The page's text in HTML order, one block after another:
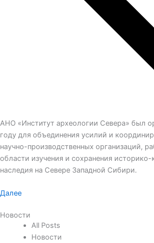
АНО «Институт археологии Севера» был
году для объединения усилий и
научно-производственных организаций,
области изучения и сохранения историко-
наследия на Севере Западной Сибири.
Далее
Новости
All Posts
Новости